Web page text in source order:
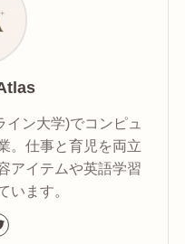
ン大学)でコンピュ
。仕事と育児を両立
アイテムや英語学習
います。